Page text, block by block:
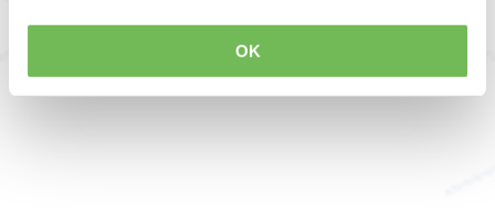
OK